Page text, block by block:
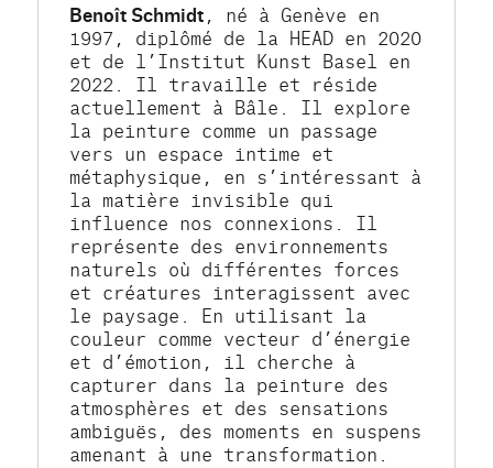
Benoît Schmidt, né à Genève en
1997, diplômé de la HEAD en 2020
et de l’Institut Kunst Basel en
2022. Il travaille et réside
actuellement à Bâle. Il explore
la peinture comme un passage
vers un espace intime et
métaphysique, en s’intéressant à
la matière invisible qui
influence nos connexions. Il
représente des environnements
naturels où différentes forces
et créatures interagissent avec
le paysage. En utilisant la
couleur comme vecteur d’énergie
et d’émotion, il cherche à
capturer dans la peinture des
atmosphères et des sensations
ambiguës, des moments en suspens
amenant à une transformation.